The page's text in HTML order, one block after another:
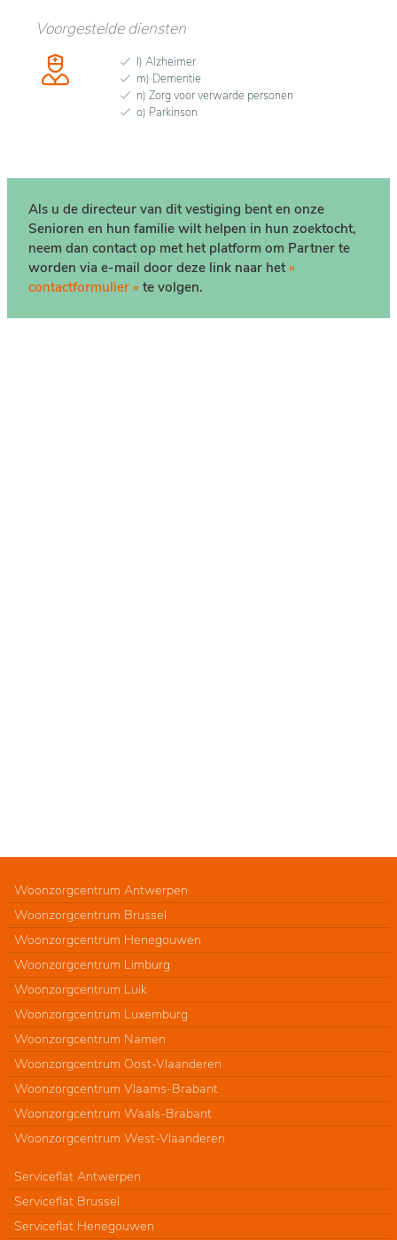
Voorgestelde diensten
l) Alzheimer
m) Dementie
n) Zorg voor verwarde personen
o) Parkinson
Als u de directeur van dit vestiging bent en onze
Senioren en hun familie wilt helpen in hun zoektocht,
neem dan contact op met het platform om Partner te
worden via e-mail door deze link naar het «
contactformulier » te volgen.
Woonzorgcentrum Antwerpen
Woonzorgcentrum Brussel
Woonzorgcentrum Henegouwen
Woonzorgcentrum Limburg
Woonzorgcentrum Luik
Woonzorgcentrum Luxemburg
Woonzorgcentrum Namen
Woonzorgcentrum Oost-Vlaanderen
Woonzorgcentrum Vlaams-Brabant
Woonzorgcentrum Waals-Brabant
Woonzorgcentrum West-Vlaanderen
Serviceflat Antwerpen
Serviceflat Brussel
Serviceflat Henegouwen